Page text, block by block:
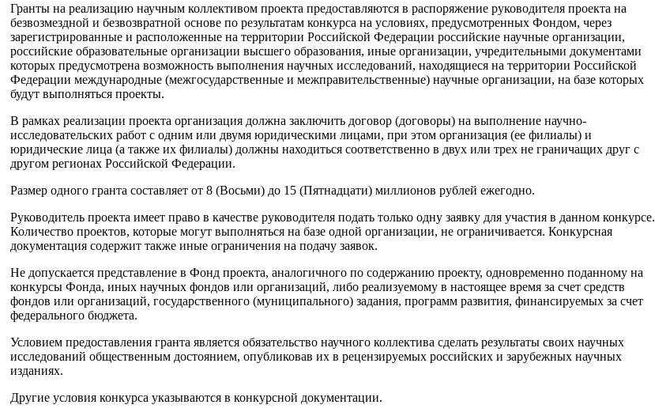
Гранты на реализацию научным коллективом проекта предоставляются в распоряжение руководителя проекта на
безвозмездной и безвозвратной основе по результатам конкурса на условиях, предусмотренных Фондом, через
зарегистрированные и расположенные на территории Российской Федерации российские научные организации,
российские образовательные организации высшего образования, иные организации, учредительными документами
которых предусмотрена возможность выполнения научных исследований, находящиеся на территории Российской
Федерации международные (межгосударственные и межправительственные) научные организации, на базе которых
будут выполняться проекты.
В рамках реализации проекта организация должна заключить договор (договоры) на выполнение научно-
исследовательских работ с одним или двумя юридическими лицами, при этом организация (ее филиалы) и
юридические лица (а также их филиалы) должны находиться соответственно в двух или трех не граничащих друг с
другом регионах Российской Федерации.
Размер одного гранта составляет от 8 (Восьми) до 15 (Пятнадцати) миллионов рублей ежегодно.
Руководитель проекта имеет право в качестве руководителя подать только одну заявку для участия в данном конкурсе.
Количество проектов, которые могут выполняться на базе одной организации, не ограничивается. Конкурсная
документация содержит также иные ограничения на подачу заявок.
Не допускается представление в Фонд проекта, аналогичного по содержанию проекту, одновременно поданному на
конкурсы Фонда, иных научных фондов или организаций, либо реализуемому в настоящее время за счет средств
фондов или организаций, государственного (муниципального) задания, программ развития, финансируемых за счет
федерального бюджета.
Условием предоставления гранта является обязательство научного коллектива сделать результаты своих научных
исследований общественным достоянием, опубликовав их в рецензируемых российских и зарубежных научных
изданиях.
Другие условия конкурса указываются в конкурсной документации.